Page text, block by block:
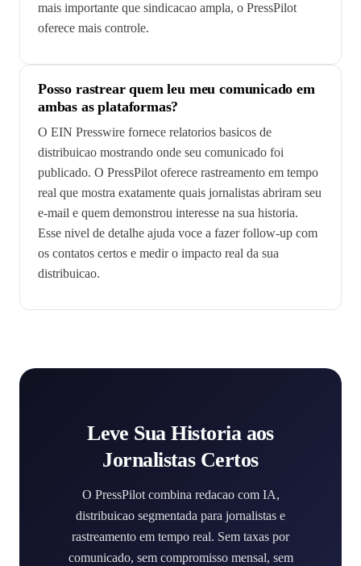
mais importante que sindicacao ampla, o PressPilot
oferece mais controle.
Posso rastrear quem leu meu comunicado em
ambas as plataformas?
O EIN Presswire fornece relatorios basicos de
distribuicao mostrando onde seu comunicado foi
publicado. O PressPilot oferece rastreamento em tempo
real que mostra exatamente quais jornalistas abriram seu
e-mail e quem demonstrou interesse na sua historia.
Esse nivel de detalhe ajuda voce a fazer follow-up com
os contatos certos e medir o impacto real da sua
distribuicao.
Leve Sua Historia aos
Jornalistas Certos
O PressPilot combina redacao com IA,
distribuicao segmentada para jornalistas e
rastreamento em tempo real. Sem taxas por
comunicado, sem compromisso mensal, sem